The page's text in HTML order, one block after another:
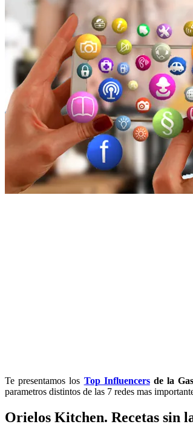
Te presentamos los Top Influencersde la
parametros distintos de las 7 redes mas
Orielos Kitchen. Recetas sin